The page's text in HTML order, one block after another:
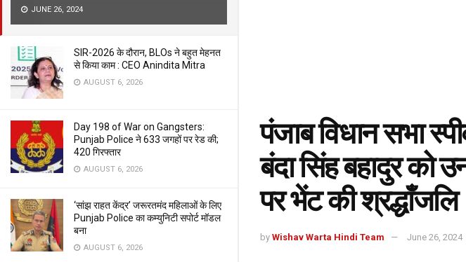
JUNE 26, 2024
SIR-2026 के दौरान, BLOs ने बहुत मेहनत
से किया काम : CEO Anindita Mitra
AUGUST 6, 2026
Day 198 of War on Gangsters:
Punjab Police ने 633 जगहों पर रेड की;
420 गिरफ्तार
AUGUST 6, 2026
‘सांझ राहत केंद्र’ जरूरतमंद महिलाओं के लिए
Punjab Police का कम्युनिटी सपोर्ट मॉडल
बना
AUGUST 6, 2026
पंजाब विधान सभा
बंदा सिंह बहादुर को
पर भेंट की श्रद्धाँजलि
by Wishav Warta Hindi Team June 26, 2024